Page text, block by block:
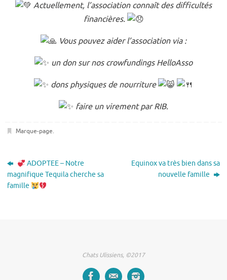
Actuellement, l’association connaît des difficultés
financières.
Vous pouvez aider l’association via :
un don sur nos crowfundings HelloAsso
dons physiques de nourriture
faire un virement par RIB.
Marque-page.
ADOPTEE – Notre
magnifique Tequila cherche sa
famille
Equinox va très bien dans sa
nouvelle famille
Chats Ulissiens, ©2017